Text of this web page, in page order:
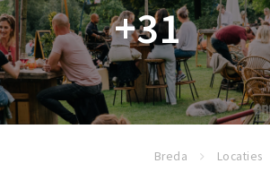
+31
Breda Locaties